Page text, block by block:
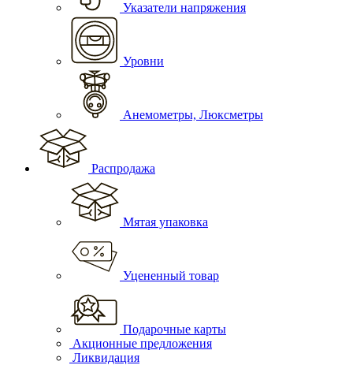
Указатели напряжения
Уровни
Анемометры, Люксметры
Распродажа
Мятая упаковка
Уцененный товар
Подарочные карты
Акционные предложения
Ликвидация